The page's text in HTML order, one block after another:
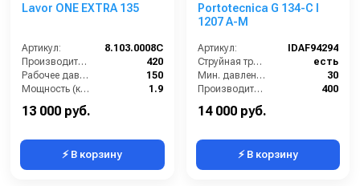
Lavor ONE EXTRA 135
Артикул:
8.103.0008C
Производительность (л/ч):
420
Рабочее давление (бар):
150
Мощность (кВт):
1.9
13 000 руб.
⚡ В корзину
Portotecnica G 134-C I
1207 A-M
Артикул:
IDAF94294
Струйная трубка (копьё):
есть
Мин. давление (бар):
30
Производительность (л/ч):
400
14 000 руб.
⚡ В корзину